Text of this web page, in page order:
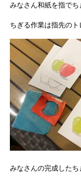
みなさん和紙を指でち
ちぎる作業は指先のト
みなさんの完成したち